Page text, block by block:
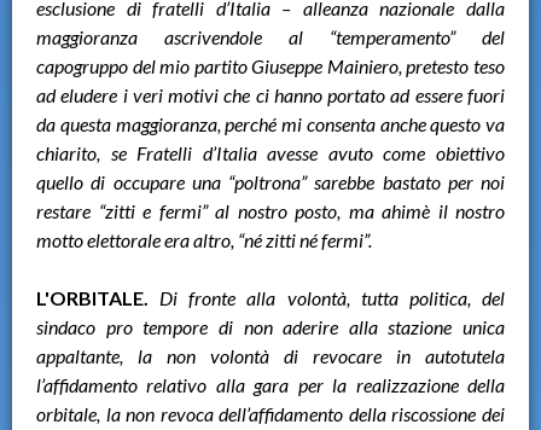
esclusione di fratelli d’Italia – alleanza nazionale dalla
maggioranza ascrivendole al “temperamento” del
capogruppo del mio partito Giuseppe Mainiero, pretesto teso
ad eludere i veri motivi che ci hanno portato ad essere fuori
da questa maggioranza, perché mi consenta anche questo va
chiarito, se Fratelli d’Italia avesse avuto come obiettivo
quello di occupare una “poltrona” sarebbe bastato per noi
restare “zitti e fermi” al nostro posto, ma ahimè il nostro
motto elettorale era altro, “né zitti né fermi”.
L'ORBITALE. Di fronte alla volontà, tutta politica, del
sindaco pro tempore di non aderire alla stazione unica
appaltante, la non volontà di revocare in autotutela
l’affidamento relativo alla gara per la realizzazione della
orbitale, la non revoca dell’affidamento della riscossione dei